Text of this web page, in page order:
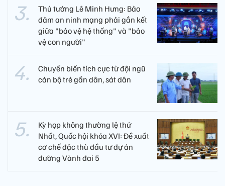
Thủ tướng Lê Minh Hưng: Bảo
đảm an ninh mạng phải gắn kết
giữa "bảo vệ hệ thống" và "bảo
vệ con người"
Chuyển biến tích cực từ đội ngũ
cán bộ trẻ gần dân, sát dân
Kỳ họp không thường lệ thứ
Nhất, Quốc hội khóa XVI: Đề xuất
cơ chế đặc thù đầu tư dự án
đường Vành đai 5